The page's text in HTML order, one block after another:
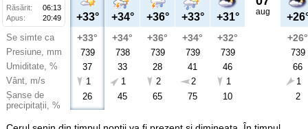
Răsărit:
06:13
Apus:
20:49
Se simte ca
Presiune, mm
Umiditate, %
Vânt, m/s
Șanse de
precipitații, %
+33°
+33°
739
37
1
26
+34°
+34°
738
33
1
45
+36°
+36°
739
28
2
65
+33°
+34°
739
41
2
75
+31°
+32°
739
46
1
10
aug
+26°
739
66
1
2